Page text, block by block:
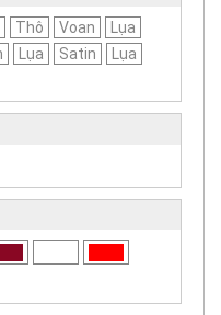
Thô Voan
Lụa
Lụa Satin
Lụa